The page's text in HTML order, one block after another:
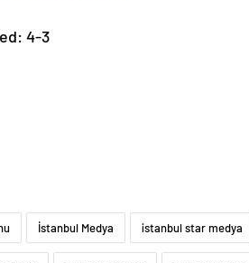
4-3
İstanbul Medya istanbul star medya